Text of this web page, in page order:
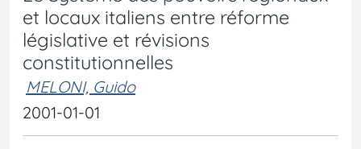
et locaux italiens entre réforme
législative et révisions
constitutionnelles
MELONI, Guido
2001-01-01